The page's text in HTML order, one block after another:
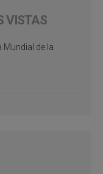
VISTAS
Mundial de la